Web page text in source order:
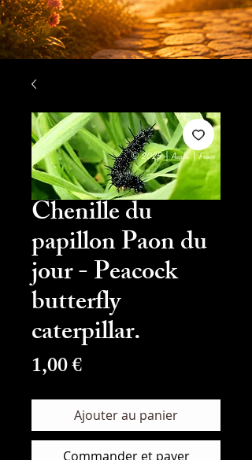
Chenille du
papillon Paon du
jour - Peacock
butterfly
caterpillar.
1,00 €Prix
Ajouter au panier
Commander et payer